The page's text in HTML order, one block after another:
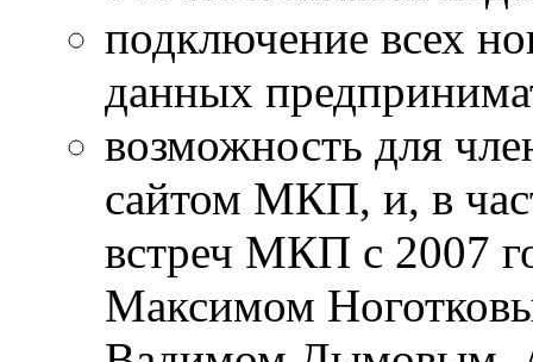
подключение всех
данных
возможность для
сайтом МКП, и, в
встреч МКП с 2007
Максимом